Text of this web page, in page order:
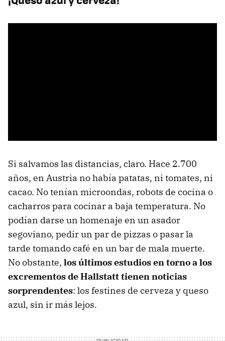
Si salvamos las distancias, claro. Hace 2.700
años, en Austria no había patatas, ni tomates, ni
cacao. No tenían microondas, robots de cocina o
cacharros para cocinar a baja temperatura. No
podían darse un homenaje en un asador
segoviano, pedir un par de pizzas o pasar la
tarde tomando café en un bar de mala muerte.
No obstante, los últimos estudios en torno a los
excrementos de Hallstatt tienen noticias
sorprendentes: los festines de cerveza y queso
azul, sin ir más lejos.